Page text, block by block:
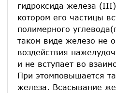
гидроксида железа
котором его частицы
полимерного
таком виде железо не
воздействия
и не вступает во
При этомповышается
железа. Всасывание